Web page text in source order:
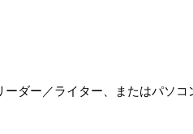
ダー／ライター、またはパソ